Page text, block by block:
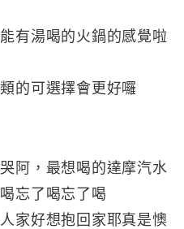
有湯喝的火鍋的感覺啦
的可選擇會更好囉
阿，最想喝的達摩汽水
忘了喝忘了喝
家好想抱回家耶真是懊